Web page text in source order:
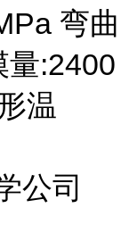
弯曲
量:2400
温
公司